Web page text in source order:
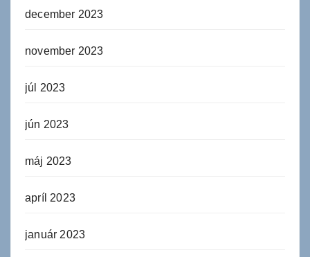
december 2023
november 2023
júl 2023
jún 2023
máj 2023
apríl 2023
január 2023